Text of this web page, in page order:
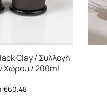
Clay / Συλλογή
Χώρου / 200ml
€60.48